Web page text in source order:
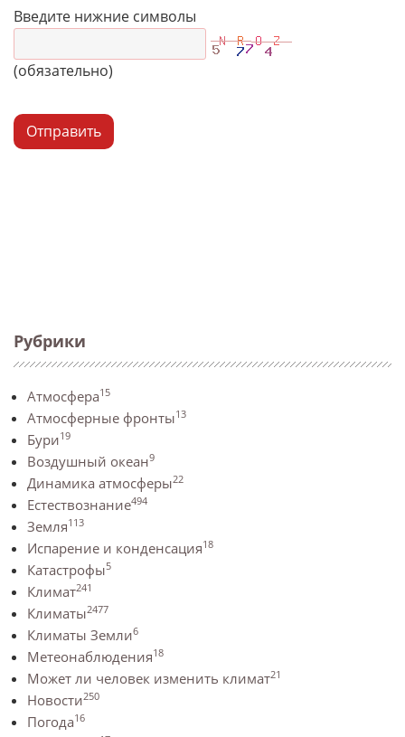
Рубрики
Атмосфера15
Атмосферные фронты13
Бури19
Воздушный океан9
Динамика атмосферы22
Естествознание494
Земля113
Испарение и конденсация18
Катастрофы5
Климат241
Климаты2477
Климаты Земли6
Метеонаблюдения18
Может ли человек изменить климат21
Новости250
Погода16
Введите нижние символы
(обязательно)
Отправить